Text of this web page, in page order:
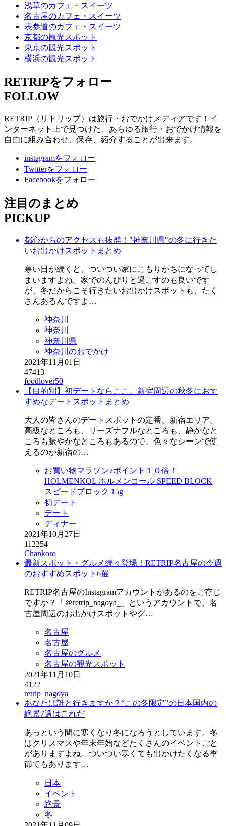
浅草のカフェ・スイーツ
名古屋のカフェ・スイーツ
表参道のカフェ・スイーツ
京都の観光スポット
東京の観光スポット
横浜の観光スポット
RETRIPをフォロー
FOLLOW
RETRIP（リトリップ）は旅行・おでかけメディアです！イ
ンターネット上で見つけた、あらゆる旅行・おでかけ情報を
自由に組み合わせ、保存、紹介することが出来ます。
instagramをフォロー
Twitterをフォロー
Facebookをフォロー
注目のまとめ
PICKUP
都心からのアクセスも抜群！"神奈川県"の冬に行きた
いお出かけスポットまとめ
寒い日が続くと、ついつい家にこもりがちになってし
まいますよね。家でのんびりと過ごすのも良いです
が、冬だからこそ行きたいお出かけスポットも、たく
さんあるんですよ…
神奈川
神奈川
神奈川県
神奈川のおでかけ
2021年11月01日
47413
foodlover50
【目的別】初デートならここ。新宿周辺の秋冬におす
すめなデートスポットまとめ
大人の皆さんのデートスポットの定番、新宿エリア。
高級なところも、リーズナブルなところも、静かなと
ころも賑やかなところもあるので、色々なシーンで使
えるのが新宿の…
お買い物マラソン♪ポイント１０倍！
HOLMENKOL ホルメンコール SPEED BLOCK
スピードブロック 15g
初デート
デート
ディナー
2021年10月27日
112254
Chankoro
最新スポット・グルメ続々登場！RETRIP名古屋の今週
のおすすめスポット6選
RETRIP名古屋のInstagramアカウントがあるのをご存じ
ですか？「＠retrip_nagoya_」というアカウントで、名
古屋周辺のお出かけスポットやグ…
名古屋
名古屋
名古屋のグルメ
名古屋の観光スポット
2021年11月10日
4122
retrip_nagoya
あなたは誰と行きますか？“この冬限定”の日本国内の
絶景7選はこれだ
あっという間に寒くなり冬になろうとしています。冬
はクリスマスや年末年始などたくさんのイベントごと
がありますよね。ついつい寒くても出かけたくなる季
節でもあります…
日本
イベント
絶景
冬